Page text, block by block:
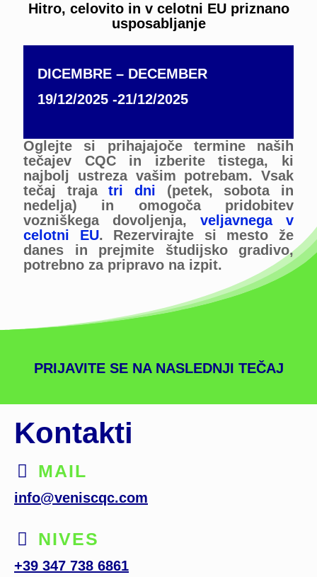
Hitro, celovito in v celotni EU priznano
usposabljanje
Oglejte si prihajajoče termine naših
tečajev CQC in izberite tistega, ki
najbolj ustreza vašim potrebam. Vsak
tečaj trajatri dni (petek, sobota in
nedelja) in omogoča pridobitev
vozniškega dovoljenja, veljavnega v
celotni EU. Rezervirajte si mesto že
danes in prejmite študijsko gradivo,
potrebno za pripravo na izpit.
DICEMBRE – DECEMBER
19/12/2025 -21/12/2025
PRIJAVITE SE NA NASLEDNJI TEČAJ
Kontakti
MAIL
info@veniscqc.com
NIVES
+39 347 738 6861